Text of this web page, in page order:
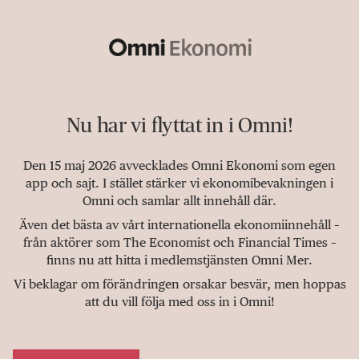
Nu har vi flyttat in i Omni!
Den 15 maj 2026 avvecklades Omni Ekonomi som egen
app och sajt. I stället stärker vi ekonomibevakningen i
Omni och samlar allt innehåll där.
Även det bästa av vårt internationella ekonomiinnehåll –
från aktörer som The Economist och Financial Times –
finns nu att hitta i medlemstjänsten Omni Mer.
Vi beklagar om förändringen orsakar besvär, men hoppas
att du vill följa med oss in i Omni!